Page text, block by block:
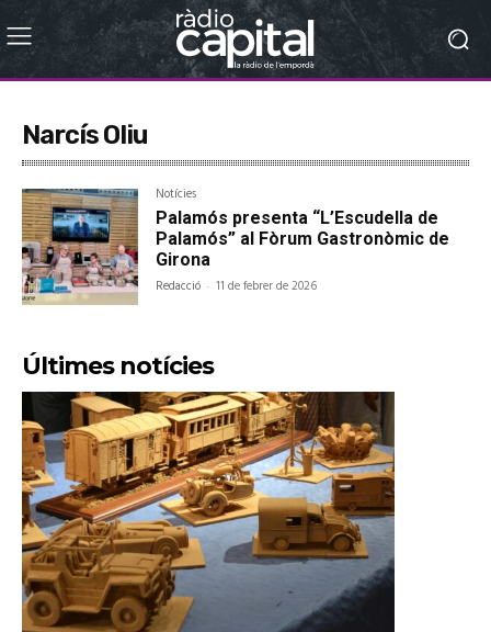
Narcís Oliu
Notícies
Palamós presenta “L’Escudella de
Palamós” al Fòrum Gastronòmic de
Girona
Redacció - 11 de febrer de 2026
Últimes notícies